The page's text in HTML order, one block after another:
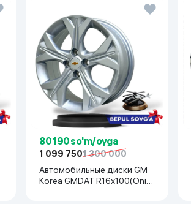
80 190 so'm/oyga
1 099 7501 300 000
Автомобильные диски GM
Korea GMDAT R16x100(Onix.